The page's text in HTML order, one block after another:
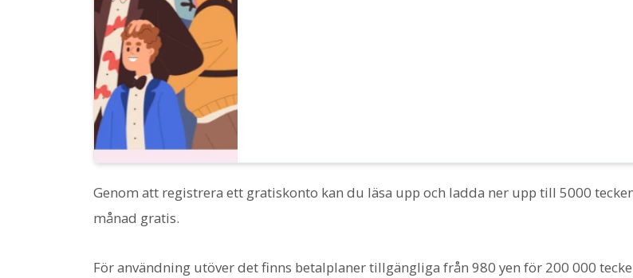
Genom att registrera ett gratiskonto kan du läsa upp och ladda ner upp till 5000
månad gratis.
För användning utöver det finns betalplaner tillgängliga från 980 yen för 200 000